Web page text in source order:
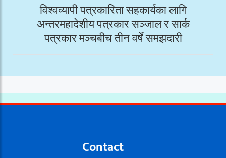
विश्वव्यापी पत्रकारिता सहकार्यका लागि
अन्तरमहादेशीय पत्रकार सञ्जाल र सार्क
पत्रकार मञ्चबीच तीन वर्षे समझदारी
Contact